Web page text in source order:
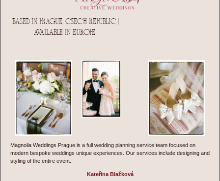
BASED IN PRAGUE, CZECH REPUBLIC |
AVAILABLE IN EUROPE
Magnolia Weddings Prague is a full wedding planning service team focused on
modern bespoke weddings unique experiences. Our services include designing and
styling of the entire event.
Kateřina Blažková